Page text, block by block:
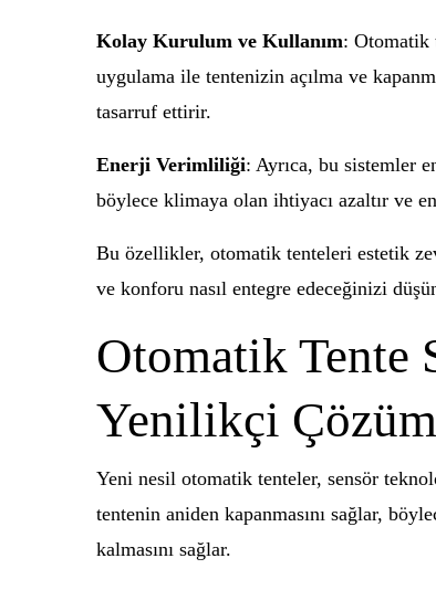
Kolay Kurulum ve Kullanım: Otomatik
uygulama ile tentenizin açılma ve
tasarruf ettirir.
Enerji Verimliliği: Ayrıca, bu sistemler
böylece klimaya olan ihtiyacı azaltır ve
Bu özellikler, otomatik tenteleri estetik
ve konforu nasıl entegre edeceğinizi
Otomatik Tente
Yenilikçi
Yeni nesil otomatik tenteler, sensör
tentenin aniden kapanmasını sağlar,
kalmasını sağlar.